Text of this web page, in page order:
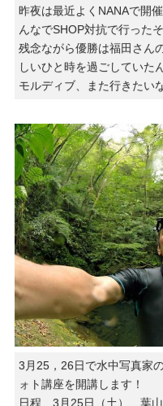
昨夜は最近よくNANAで開
んなでSHOP対抗で行ったそ
残念ながら優勝は福田さん
しいひと時を過ごしていた
モルディブ、また行きたい
3月25，26日で水中写真家
ォト講座を開講します！
日程 3月25日（土） 葉